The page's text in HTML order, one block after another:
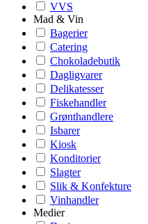
VVS
Mad & Vin
Bagerier
Catering
Chokoladebutik
Dagligvarer
Delikatesser
Fiskehandler
Grønthandlere
Isbarer
Kiosk
Konditorier
Slagter
Slik & Konfekture
Vinhandler
Medier